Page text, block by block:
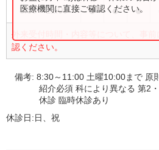
8:30〜11:00 ● ● ●
外来受付時間・内容等について、事前
認ください。
医療機関に直接ご確認ください。
備考:8:30～11:00 土曜10:00まで 原
紹介必須 科により異なる 第2
休診 臨時休診あり
休診日:日、祝